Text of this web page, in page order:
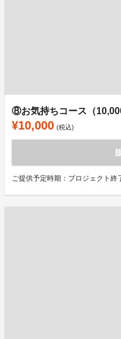
⑧お気持ちコース（
¥10,000 (税込)
ご提供予定時期：プロジェクト